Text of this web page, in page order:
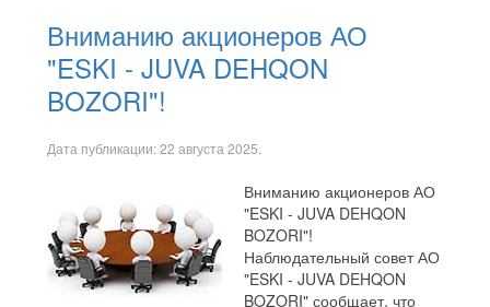
Вниманию акционеров АО
"ESKI - JUVA DEHQON
BOZORI"!
Дата публикации:22 августа 2025
Вниманию акционеров АО
"ESKI - JUVA DEHQON
BOZORI"!
Наблюдательный совет АО
"ESKI - JUVA DEHQON
BOZORI" сообщает, что